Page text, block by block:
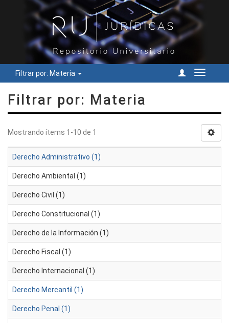
Filtrar por: Materia
Cambiar
Filtrar por: Materia
Mostrando ítems 1-10 de 1
Derecho Administrativo (1)
Derecho Ambiental (1)
Derecho Civil (1)
Derecho Constitucional (1)
Derecho de la Información (1)
Derecho Fiscal (1)
Derecho Internacional (1)
Derecho Mercantil (1)
Derecho Penal (1)